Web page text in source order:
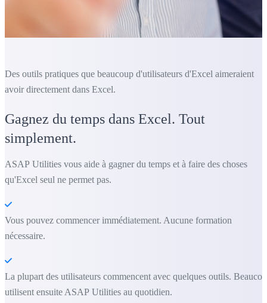
Des outils pratiques que beaucoup d'utilisateurs d'Excel aimeraient
avoir directement dans Excel.
Gagnez du temps dans Excel. Tout
simplement.
ASAP Utilities vous aide à gagner du temps et à faire des choses
qu'Excel seul ne permet pas.
Vous pouvez commencer immédiatement. Aucune formation
nécessaire.
La plupart des utilisateurs commencent avec quelques outils.
utilisent ensuite ASAP Utilities au quotidien.